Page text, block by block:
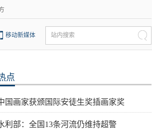
移动新媒体 站内搜索
点
国画家获颁国际安徒生奖插画家奖
利部：全国13条河流仍维持超警